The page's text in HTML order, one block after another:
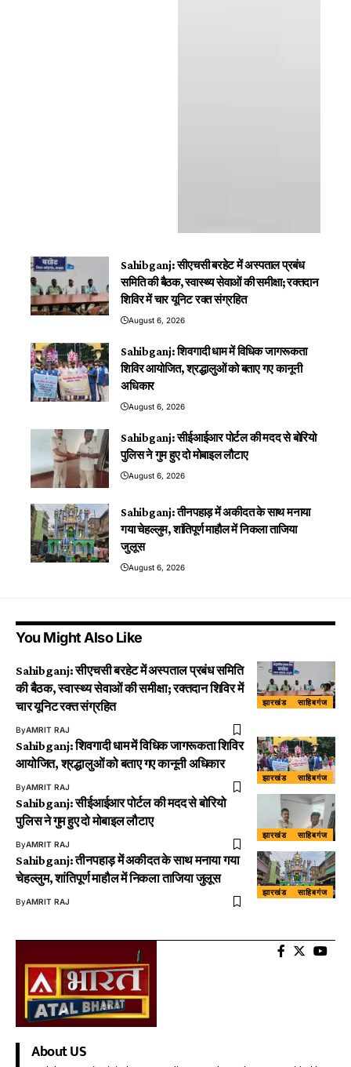
Sahibganj: सीएचसी बरहेट में अस्पताल प्रबंध
समिति की बैठक, स्वास्थ्य सेवाओं की समीक्षा; रक्तदान
शिविर में चार यूनिट रक्त संग्रहित
August 6, 2026
Sahibganj: शिवगादी धाम में विधिक जागरूकता
शिविर आयोजित, श्रद्धालुओं को बताए गए कानूनी
अधिकार
August 6, 2026
Sahibganj: सीईआईआर पोर्टल की मदद से बोरियो
पुलिस ने गुम हुए दो मोबाइल लौटाए
August 6, 2026
Sahibganj: तीनपहाड़ में अकीदत के साथ मनाया
गया चेहल्लुम, शांतिपूर्ण माहौल में निकला ताजिया
जुलूस
August 6, 2026
You Might Also Like
झारखंड साहिबगंज
Sahibganj: सीएचसी बरहेट में अस्पताल प्रबंध समिति
की बैठक, स्वास्थ्य सेवाओं की समीक्षा; रक्तदान शिविर में
चार यूनिट रक्त संग्रहित
ByAMRIT RAJ
झारखंड साहिबगंज
Sahibganj: शिवगादी धाम में विधिक जागरूकता शिविर
आयोजित, श्रद्धालुओं को बताए गए कानूनी अधिकार
ByAMRIT RAJ
झारखंड साहिबगंज
Sahibganj: सीईआईआर पोर्टल की मदद से बोरियो
पुलिस ने गुम हुए दो मोबाइल लौटाए
ByAMRIT RAJ
झारखंड साहिबगंज
Sahibganj: तीनपहाड़ में अकीदत के साथ मनाया गया
चेहल्लुम, शांतिपूर्ण माहौल में निकला ताजिया जुलूस
ByAMRIT RAJ
About US